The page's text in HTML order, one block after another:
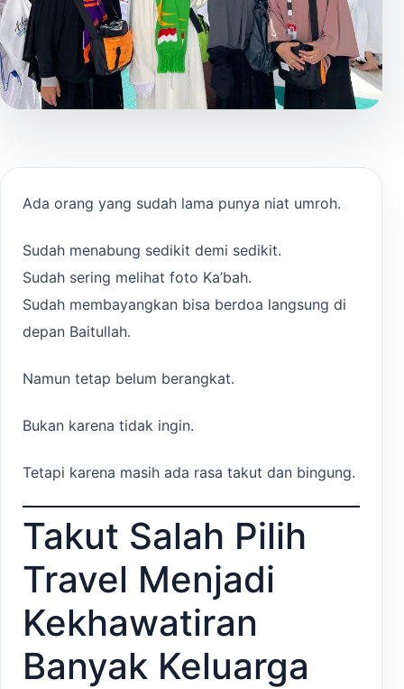
Ada orang yang sudah lama punya niat umroh.
Sudah menabung sedikit demi sedikit.
Sudah sering melihat foto Ka’bah.
Sudah membayangkan bisa berdoa langsung di
depan Baitullah.
Namun tetap belum berangkat.
Bukan karena tidak ingin.
Tetapi karena masih ada rasa takut dan bingung.
Takut Salah Pilih
Travel Menjadi
Kekhawatiran
Banyak Keluarga